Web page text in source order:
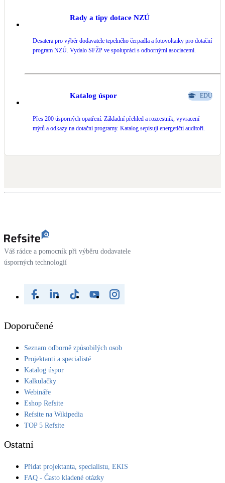
Rady a tipy dotace NZÚ
Desatera pro výběr dodavatele tepelného čerpadla a fotovoltaiky pro dotační
program NZÚ. Vydalo SFŽP ve spolupráci s odbornými asociacemi.
Katalog úspor EDU
Přes 200 úsporných opatření. Základní přehled a rozcestník, vyvracení
mýtů a odkazy na dotační programy. Katalog sepisují energetičtí auditoři.
Váš rádce a pomocník při výběru dodavatele
úsporných technologií
Doporučené
Seznam odborně způsobilých osob
Projektanti a specialisté
Katalog úspor
Kalkulačky
Webináře
Eshop Refsite
Refsite na Wikipedia
TOP 5 Refsite
Ostatní
Přidat projektanta, specialistu, EKIS
FAQ - Často kladené otázky